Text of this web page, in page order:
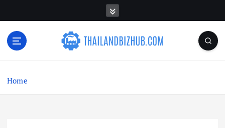
n
Home